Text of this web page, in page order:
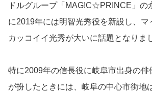
ドルグループ「MAG!C☆PRINCE」の
に2019年には明智光秀役を新設し、マ
カッコイイ光秀が大いに話題となりま
特に2009年の信長役に岐阜市出身の俳
が扮したときには、岐阜の中心市街地